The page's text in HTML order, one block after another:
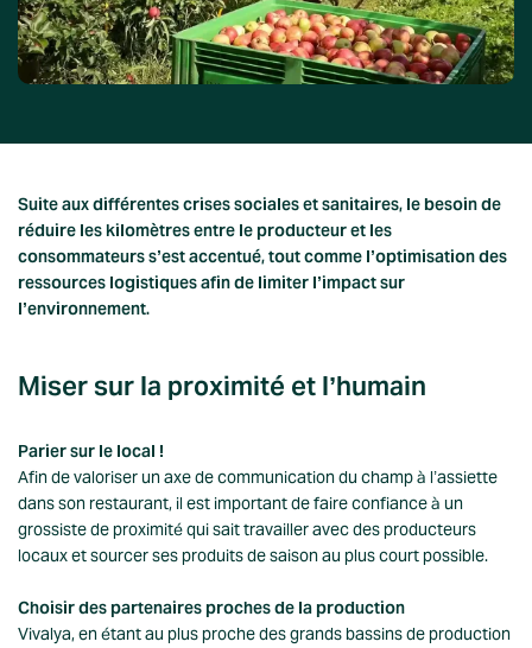
Suite aux différentes crises sociales et sanitaires, le besoin de
réduire les kilomètres entre le producteur et les
consommateurs s’est accentué, tout comme l’optimisation des
ressources logistiques afin de limiter l’impact sur
l’environnement.
Miser sur la proximité et l’humain
Parier sur le local !
Afin de valoriser un axe de communication du champ à l’assiette
dans son restaurant, il est important de faire confiance à un
grossiste de proximité qui sait travailler avec des producteurs
locaux et sourcer ses produits de saison au plus court possible.
Choisir des partenaires proches de la production
Vivalya, en étant au plus proche des grands bassins de production